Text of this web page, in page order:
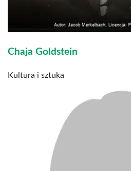
Chaja Goldstein
Kultura i sztuka